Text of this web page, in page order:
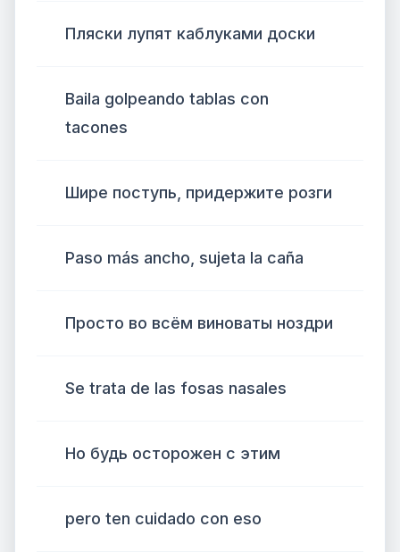
Пляски лупят каблуками доски
Baila golpeando tablas con
tacones
Шире поступь, придержите розги
Paso más ancho, sujeta la caña
Просто во всём виноваты ноздри
Se trata de las fosas nasales
Но будь осторожен с этим
pero ten cuidado con eso